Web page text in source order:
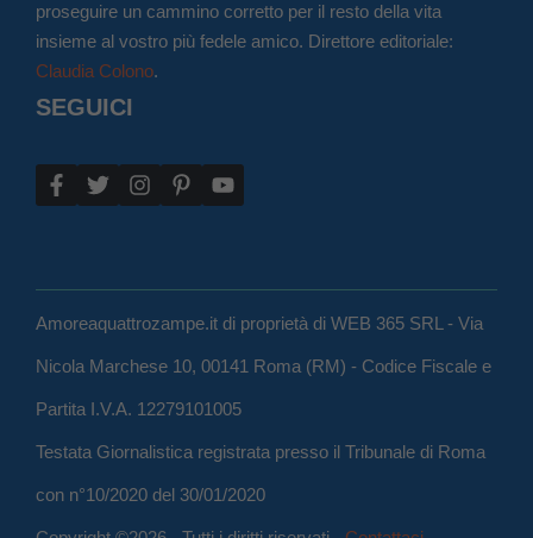
proseguire un cammino corretto per il resto della vita
insieme al vostro più fedele amico. Direttore editoriale:
Claudia Colono.
SEGUICI
Amoreaquattrozampe.it di proprietà di WEB 365 SRL - Via
Nicola Marchese 10, 00141 Roma (RM) - Codice Fiscale e
Partita I.V.A. 12279101005
Testata Giornalistica registrata presso il Tribunale di Roma
con n°10/2020 del 30/01/2020